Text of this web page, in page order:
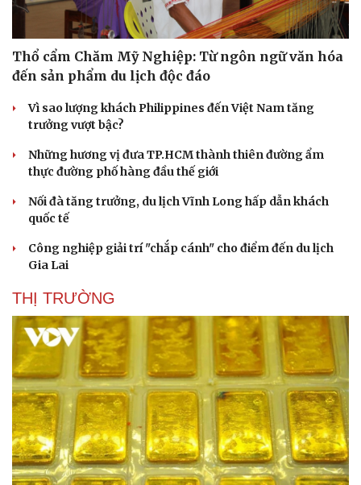
Thổ cẩm Chăm Mỹ Nghiệp: Từ ngôn ngữ văn hóa
đến sản phẩm du lịch độc đáo
Vì sao lượng khách Philippines đến Việt Nam tăng
trưởng vượt bậc?
Những hương vị đưa TP.HCM thành thiên đường ẩm
thực đường phố hàng đầu thế giới
Nối đà tăng trưởng, du lịch Vĩnh Long hấp dẫn khách
quốc tế
Công nghiệp giải trí "chắp cánh" cho điểm đến du lịch
Gia Lai
THỊ TRƯỜNG